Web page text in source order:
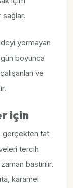
yormayan
boyunca
ve
için
gerçekten tat
tercih
bastırılır.
karamel